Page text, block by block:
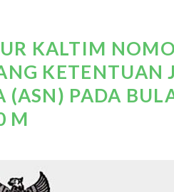
KALTIM
KETENTUAN
(ASN) PADA
M